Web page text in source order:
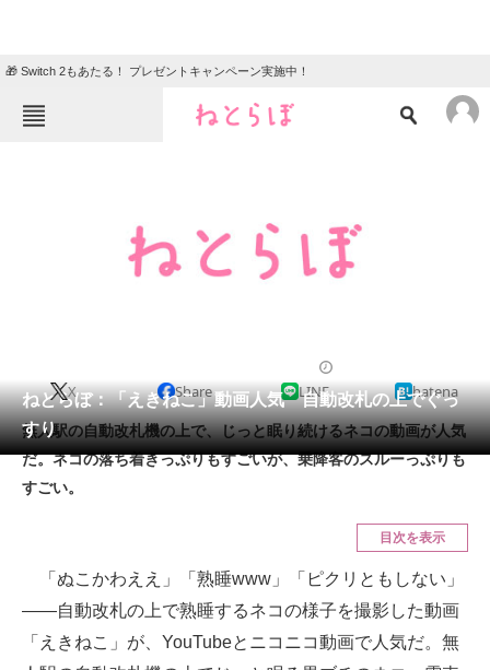
🎁 Switch 2もあたる！ プレゼントキャンペーン実施中！
クイズ
地域
会員記事
メディア
注目記事を集めた総合ページ
スマホと通信の最新トレンド
ねとらぼ：「えきねこ」動画人気 自動改札の上でぐっ
すり
X Share LINE hatena
無人駅の自動改札機の上で、じっと眠り続けるネコの動画が人気
だ。ネコの落ち着きっぷりもすごいが、乗降客のスルーっぷりも
すごい。
目次を表示
「ぬこかわええ」「熟睡www」「ピクリともしない」
――自動改札の上で熟睡するネコの様子を撮影した動画
「えきねこ」が、YouTubeとニコニコ動画で人気だ。無